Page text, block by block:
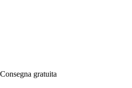
Consegna gratuita